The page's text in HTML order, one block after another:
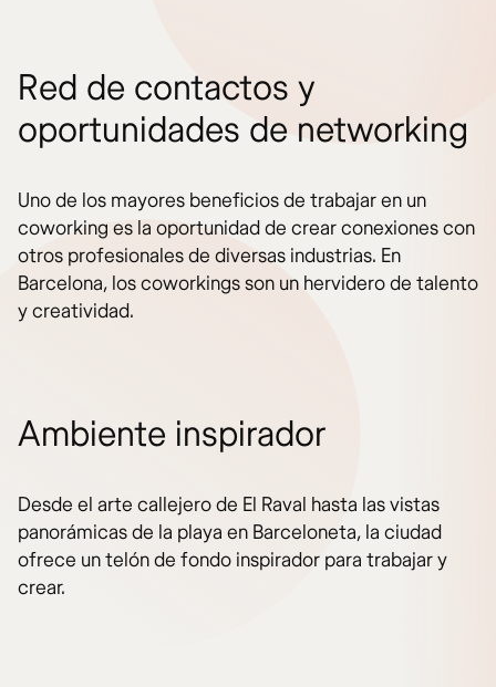
Red de contactos y
oportunidades de networking
Uno de los mayores beneficios de trabajar en un
coworking es la oportunidad de crear conexiones con
otros profesionales de diversas industrias. En
Barcelona, los coworkings son un hervidero de talento
y creatividad.
Ambiente inspirador
Desde el arte callejero de El Raval hasta las vistas
panorámicas de la playa en Barceloneta, la ciudad
ofrece un telón de fondo inspirador para trabajar y
crear.